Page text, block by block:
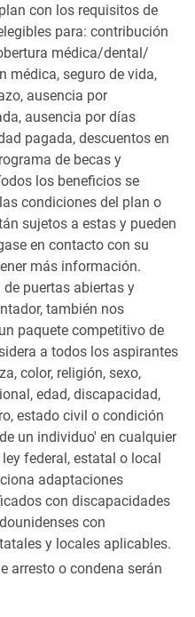
con los requisitos de
para: contribución
médica/dental/
médica, seguro de vida,
ausencia por
ausencia por días
pagada, descuentos en
de becas y
los beneficios se
condiciones del plan o
sujetos a estas y pueden
en contacto con su
más información.
puertas abiertas y
también nos
paquete competitivo de
a todos los aspirantes
color, religión, sexo,
edad, discapacidad,
estado civil o condición
un individuo' en cualquier
federal, estatal o local
adaptaciones
con discapacidades
con
y locales aplicables.
arresto o condena serán